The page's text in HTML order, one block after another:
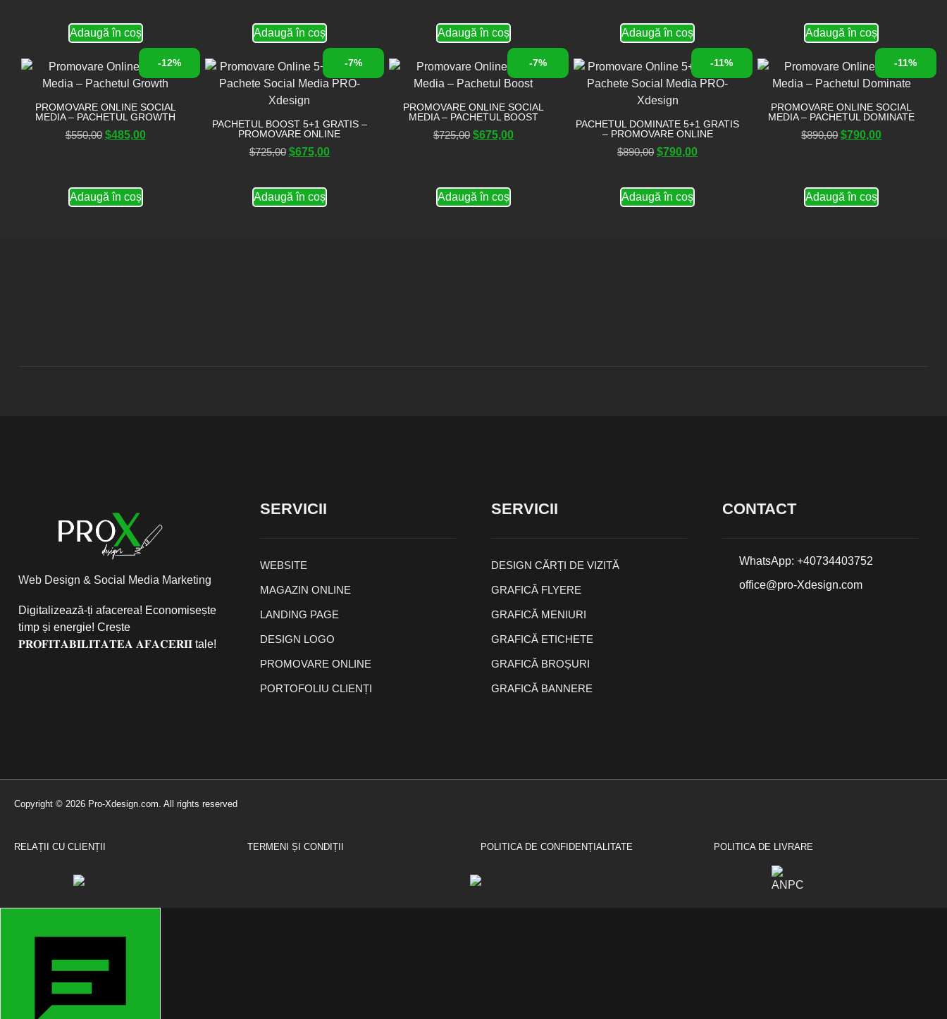
Adaugă în coș Adaugă în coș Adaugă în coș Adaugă în coș Adaugă în coș
-12%
PROMOVARE ONLINE SOCIAL
MEDIA – PACHETUL GROWTH
$550,00 $485,00
Adaugă în coș
-7%
PACHETUL BOOST 5+1 GRATIS –
PROMOVARE ONLINE
$725,00 $675,00
Adaugă în coș
-7%
PROMOVARE ONLINE SOCIAL
MEDIA – PACHETUL BOOST
$725,00 $675,00
Adaugă în coș
-11%
PACHETUL DOMINATE 5+1 GRATIS
– PROMOVARE ONLINE
$890,00 $790,00
Adaugă în coș
-11%
PROMOVARE ONLINE SOCIAL
MEDIA – PACHETUL DOMINATE
$890,00 $790,00
Adaugă în coș
Web Design & Social Media Marketing
Digitalizează-ți afacerea! Economisește
timp și energie! Crește
𝐏𝐑𝐎𝐅𝐈𝐓𝐀𝐁𝐈𝐋𝐈𝐓𝐀𝐓𝐄𝐀 𝐀𝐅𝐀𝐂𝐄𝐑𝐈𝐈 tale!
SERVICII
WEBSITE
MAGAZIN ONLINE
LANDING PAGE
DESIGN LOGO
PROMOVARE ONLINE
PORTOFOLIU CLIENȚI
SERVICII
DESIGN CĂRȚI DE VIZITĂ
GRAFICĂ FLYERE
GRAFICĂ MENIURI
GRAFICĂ ETICHETE
GRAFICĂ BROȘURI
GRAFICĂ BANNERE
CONTACT
WhatsApp: +40734403752
office@pro-Xdesign.com
Copyright © 2026 Pro-Xdesign.com. All rights reserved
RELAȚII CU CLIENȚII TERMENI ȘI CONDIȚII POLITICA DE CONFIDENȚIALITATE POLITICA DE LIVRARE